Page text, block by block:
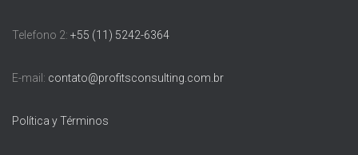
Telefono 2: +55 (11) 5242-6364
E-mail: contato@profitsconsulting.com.br
Política y Términos